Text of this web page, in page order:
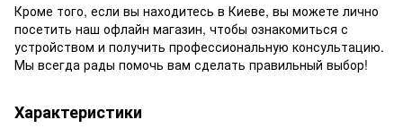
Кроме того, если вы находитесь в Киеве, вы можете лично
посетить наш офлайн магазин, чтобы ознакомиться с
устройством и получить профессиональную консультацию.
Мы всегда рады помочь вам сделать правильный выбор!
Характеристики